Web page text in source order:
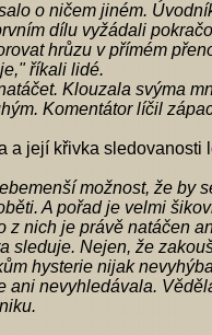
o ničem jiném.
dílu vyžádali
hrůzu v přímém
říkali lidé.
Klouzala svýma
Komentátor líčil
a její křivka
možnost, že by
A pořad je velmi
z nich je právě natáčen
sleduje. Nejen, že
hysterie nijak
ani nevyhledávala.